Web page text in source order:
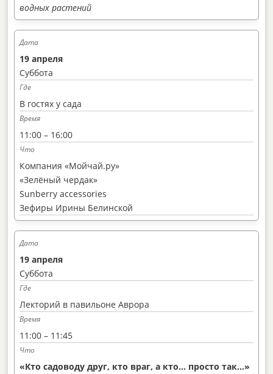
водных растений
19 апреля
Суббота
В гостях у сада
11:00 – 16:00
Компания «Мойчай.ру»
«Зелёный чердак»
Sunberry accessories
Зефиры Ирины Белинской
19 апреля
Суббота
Лекторий в павильоне Аврора
11:00 – 11:45
«Кто садоводу друг, кто враг, а кто… просто так…»